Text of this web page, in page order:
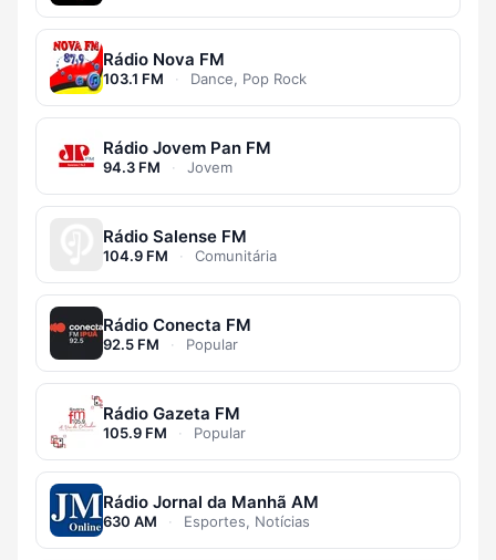
Rádio Nova FM
103.1 FM · Dance, Pop Rock
Rádio Jovem Pan FM
94.3 FM · Jovem
Rádio Salense FM
104.9 FM · Comunitária
Rádio Conecta FM
92.5 FM · Popular
Rádio Gazeta FM
105.9 FM · Popular
Rádio Jornal da Manhã AM
630 AM · Esportes, Notícias